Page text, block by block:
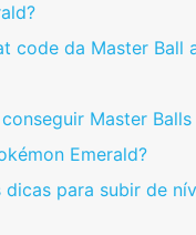
code da Master Ball
Master Balls
Emerald?
dicas para subir de